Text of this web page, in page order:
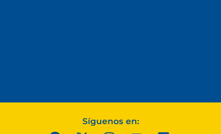
Síguenos en: